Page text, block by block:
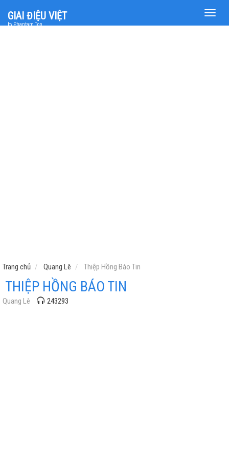
Toggle
GIAI ĐIỆU VIỆT
by Phantam Top
Trang chủ Quang Lê Thiệp Hồng Báo Tin
THIỆP HỒNG BÁO TIN
Quang Lê 243293